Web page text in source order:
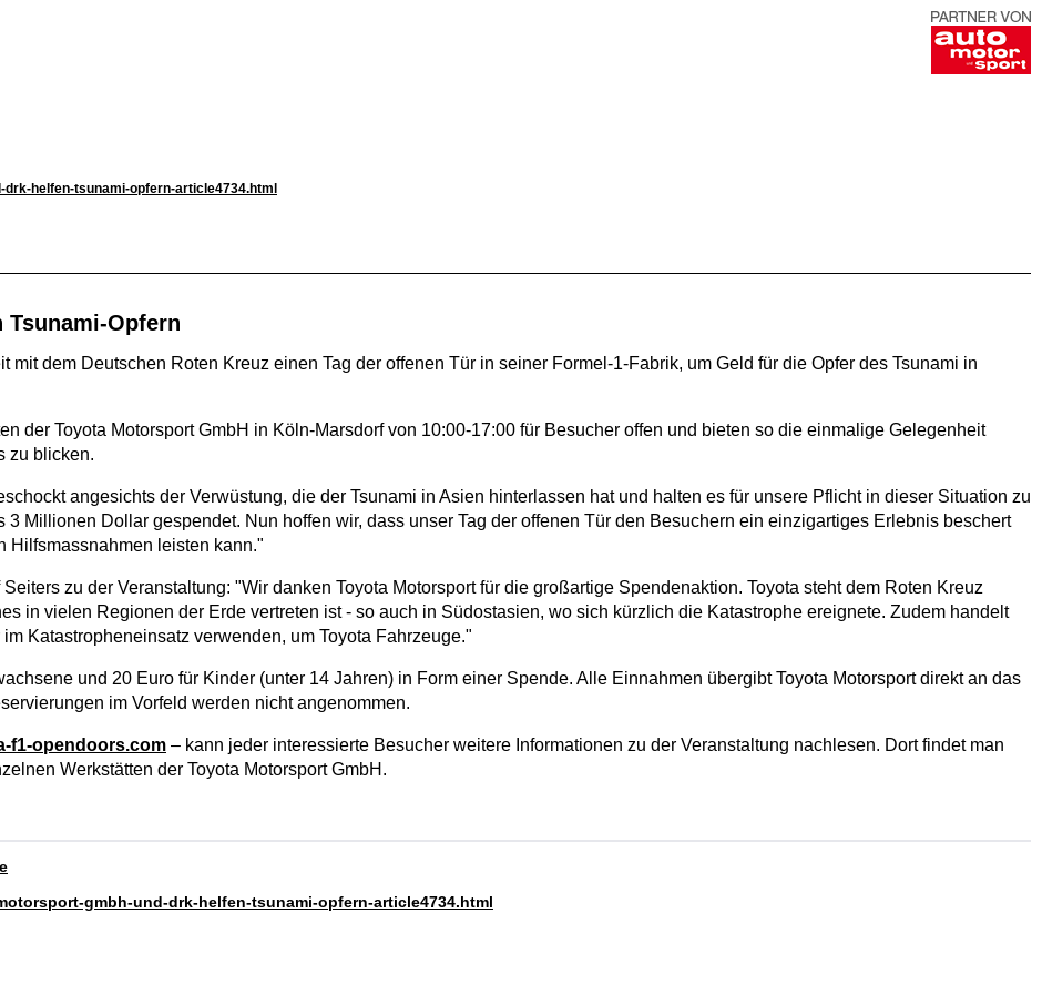
helfen-tsunami-opfern-article4734.html
Tsunami-Opfern
mit dem Deutschen Roten Kreuz einen Tag der offenen Tür in seiner Formel-1-Fabrik, um Geld für die Opfer des Tsunami in
der Toyota Motorsport GmbH in Köln-Marsdorf von 10:00-17:00 für Besucher offen und bieten so die einmalige Gelegenheit
zu blicken.
angesichts der Verwüstung, die der Tsunami in Asien hinterlassen hat und halten es für unsere Pflicht in dieser Situation zu
3 Millionen Dollar gespendet. Nun hoffen wir, dass unser Tag der offenen Tür den Besuchern ein einzigartiges Erlebnis beschert
Hilfsmassnahmen leisten kann."
zu der Veranstaltung: "Wir danken Toyota Motorsport für die großartige Spendenaktion. Toyota steht dem Roten Kreuz
in vielen Regionen der Erde vertreten ist - so auch in Südostasien, wo sich kürzlich die Katastrophe ereignete. Zudem handelt
Katastropheneinsatz verwenden, um Toyota Fahrzeuge."
und 20 Euro für Kinder (unter 14 Jahren) in Form einer Spende. Alle Einnahmen übergibt Toyota Motorsport direkt an das
im Vorfeld werden nicht angenommen.
f1-opendoors.com – kann jeder interessierte Besucher weitere Informationen zu der Veranstaltung nachlesen. Dort findet man
Werkstätten der Toyota Motorsport GmbH.
gmbh-und-drk-helfen-tsunami-opfern-article4734.html